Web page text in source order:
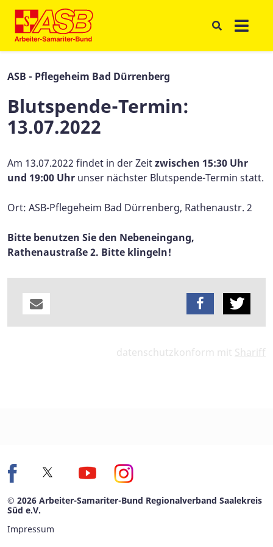
ASB - Pflegeheim Bad Dürrenberg
Blutspende-Termin:
13.07.2022
Am 13.07.2022 findet in der Zeitzwischen 15:30 Uhr
und 19:00 Uhr unser nächster Blutspende-Termin statt.
Ort: ASB-Pflegeheim Bad Dürrenberg, Rathenaustr. 2
Bitte benutzen Sie den Nebeneingang,
Rathenaustraße 2. Bitte klingeln!
datenschutzkonform mit Shariff
© 2026 Arbeiter-Samariter-Bund Regionalverband Saalekreis
Süd e.V.
Impressum